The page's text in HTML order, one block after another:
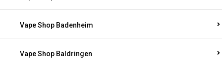
Vape Shop Badenheim
Vape Shop Baldringen